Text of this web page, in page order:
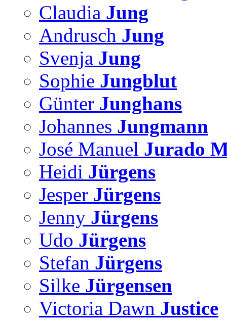
Claudia Jung
Andrusch Jung
Svenja Jung
Sophie Jungblut
Günter Junghans
Johannes Jungmann
José Manuel Jurado
Heidi Jürgens
Jesper Jürgens
Jenny Jürgens
Udo Jürgens
Stefan Jürgens
Silke Jürgensen
Victoria Dawn Justice